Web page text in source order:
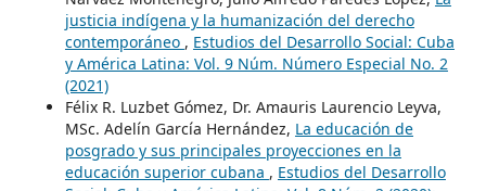
justicia indígena y la humanización del derecho
contemporáneo , Estudios del Desarrollo Social: Cuba
y América Latina: Vol. 9 Núm. Número Especial No. 2
(2021)
Félix R. Luzbet Gómez, Dr. Amauris Laurencio Leyva,
MSc. Adelín García Hernández, La educación de
posgrado y sus principales proyecciones en la
educación superior cubana , Estudios del Desarrollo